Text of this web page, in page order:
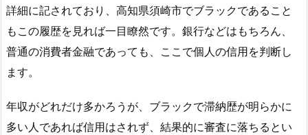
詳細に記されており、高知県須崎市でブラックであること
もこの履歴を見れば一目瞭然です。銀行などはもちろん、
普通の消費者金融であっても、ここで個人の信用を判断し
ます。
年収がどれだけ多かろうが、ブラックで滞納歴が明らかに
多い人であれば信用はされず、結果的に審査に落ちるとい